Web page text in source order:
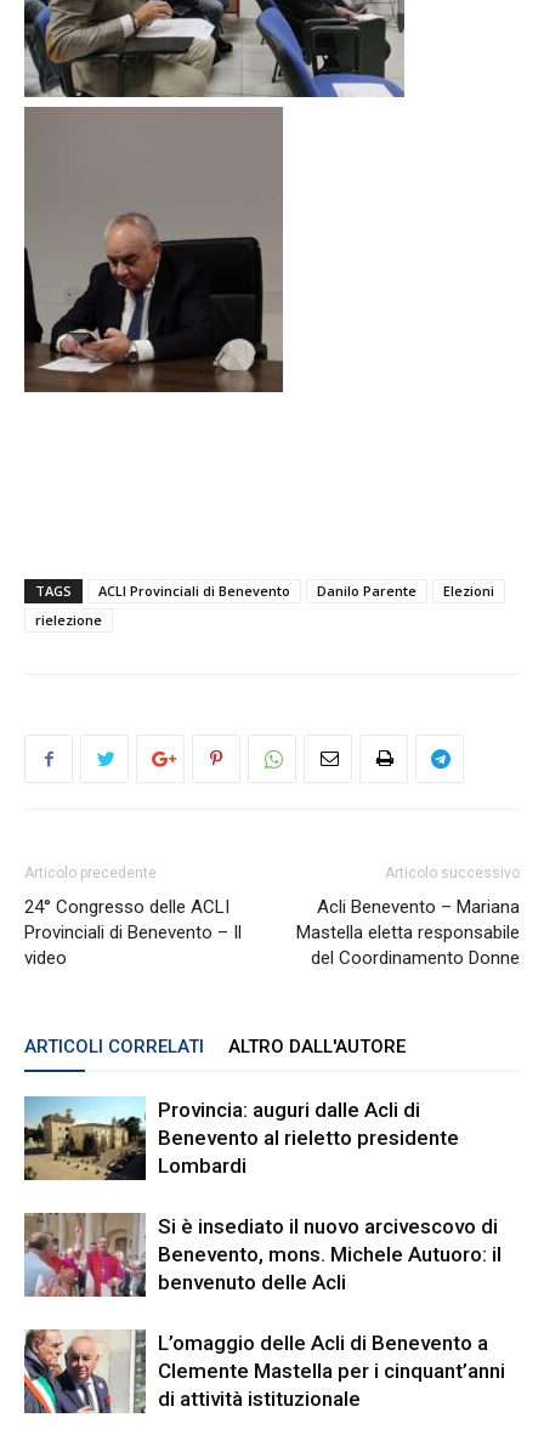
TAGS ACLI Provinciali di Benevento Danilo Parente
Elezioni
rielezione
Articolo precedente
24° Congresso delle ACLI
Provinciali di Benevento – Il
video
Articolo successivo
Acli Benevento – Mariana
Mastella eletta responsabile
del Coordinamento Donne
ARTICOLI CORRELATI ALTRO DALL'AUTORE
Provincia: auguri dalle Acli di
Benevento al rieletto presidente
Lombardi
Si è insediato il nuovo arcivescovo di
Benevento, mons. Michele Autuoro: il
benvenuto delle Acli
L’omaggio delle Acli di Benevento a
Clemente Mastella per i cinquant’anni
di attività istituzionale